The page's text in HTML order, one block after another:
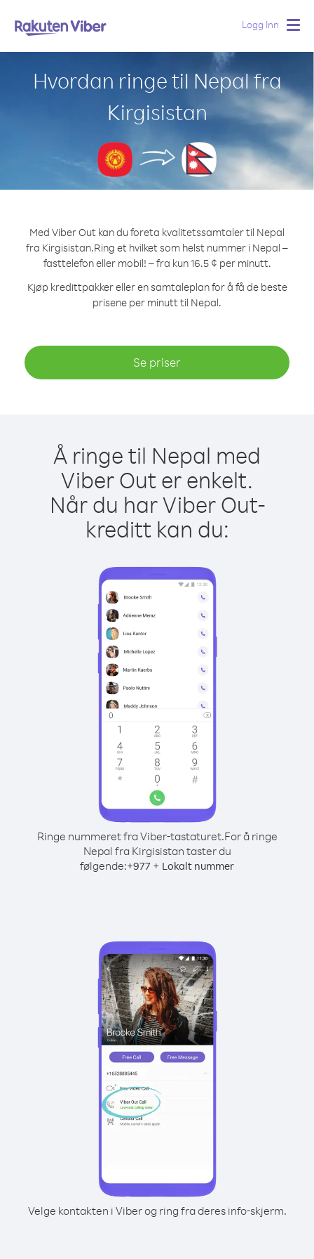
Logg Inn
Hvordan ringe til Nepal fra
Kirgisistan
Med Viber Out kan du foreta kvalitetssamtaler til Nepal
fra Kirgisistan.Ring et hvilket som helst nummer i Nepal –
fasttelefon eller mobil! – fra kun 16.5 ¢ per minutt.
Kjøp kredittpakker eller en samtaleplan for å få de beste
prisene per minutt til Nepal.
Se priser
Å ringe til Nepal med
Viber Out er enkelt.
Når du har Viber Out-
kreditt kan du:
Ringe nummeret fra Viber-tastaturet.For å ringe
Nepal fra Kirgisistan taster du
følgende:+977 + Lokalt nummer
Velge kontakten i Viber og ring fra deres info-skjerm.